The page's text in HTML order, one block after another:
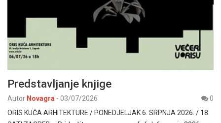
Predstavljanje knjige
Autor Novagra - 03/07/2026
0
ORIS KUĆA ARHITEKTURE / PONEDJELJAK 6. SRPNJA 2026. / 18